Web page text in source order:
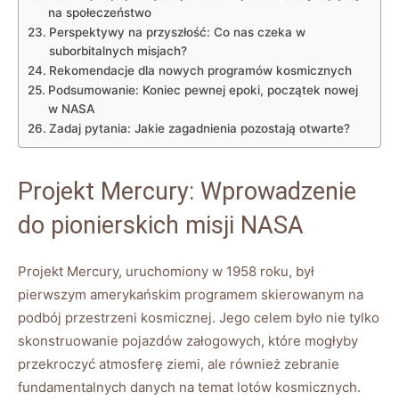
na społeczeństwo
Perspektywy na przyszłość: Co nas czeka w
suborbitalnych misjach?
Rekomendacje dla nowych programów kosmicznych
Podsumowanie: Koniec pewnej epoki, początek nowej
w NASA
Zadaj pytania: Jakie zagadnienia pozostają otwarte?
Projekt Mercury: Wprowadzenie
do pionierskich misji NASA
Projekt Mercury, uruchomiony w 1958 roku, był
pierwszym amerykańskim programem skierowanym na
podbój przestrzeni kosmicznej. Jego celem było nie tylko
skonstruowanie pojazdów załogowych, które mogłyby
przekroczyć atmosferę ziemi, ale również zebranie
fundamentalnych danych na temat lotów kosmicznych.